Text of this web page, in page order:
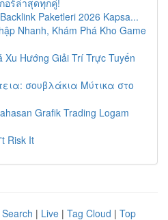
อร์ล่าสุดทุกคู่!
Paketleri 2026 Kapsa...
Nhanh, Khám Phá Kho Game
Xu Hướng Giải Trí Trực Tuyến
σουβλάκια Μύτικα στο
Grafik Trading Logam
Risk It
| Live | Tag Cloud | Top